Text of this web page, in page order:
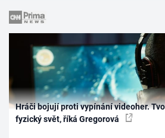
Hráči bojují proti vypínání videoher.
fyzický svět, říká Gregorová